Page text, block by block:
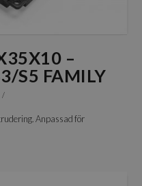
–
S5 FAMILY
Anpassad för